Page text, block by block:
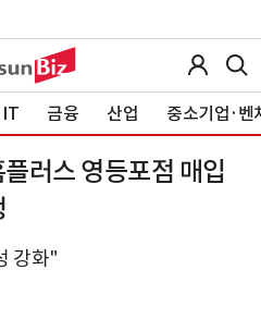
IT 금융 산업 중소기업·벤
러스 영등포점 매입
강화"